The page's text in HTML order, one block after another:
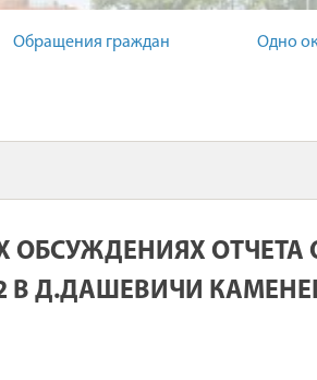
Обращения граждан Одно
ОТЧЕТА
В Д.ДАШЕВИЧИ